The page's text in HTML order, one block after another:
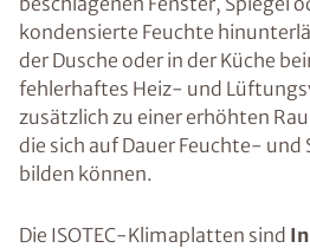
kondensierte Feuchte
der Dusche oder in der Küche
fehlerhaftes Heiz- und
zusätzlich zu einer erhöhten
die sich auf Dauer Feuchte- und
bilden können.
Die ISOTEC-Klimaplatten sind